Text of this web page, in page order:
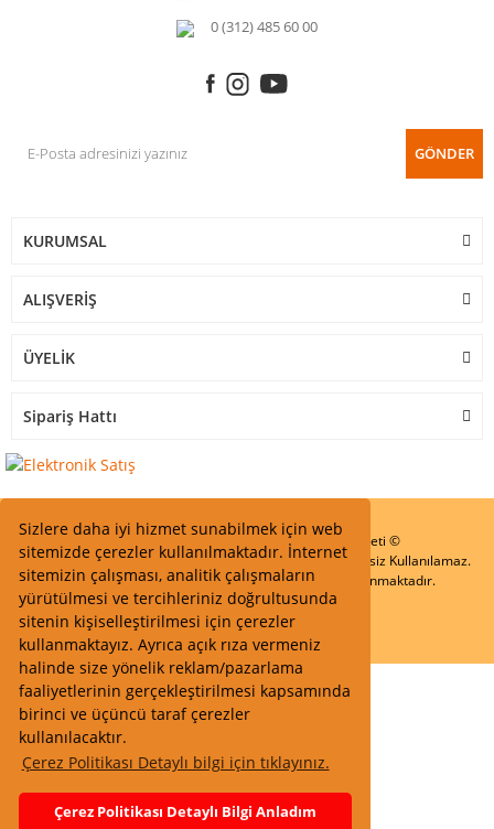
Sizlere daha iyi hizmet sunabilmek için web
sitemizde çerezler kullanılmaktadır. İnternet
sitemizin çalışması, analitik çalışmaların
yürütülmesi ve tercihleriniz doğrultusunda
sitenin kişiselleştirilmesi için çerezler
kullanmaktayız. Ayrıca açık rıza vermeniz
halinde size yönelik reklam/pazarlama
faaliyetlerinin gerçekleştirilmesi kapsamında
birinci ve üçüncü taraf çerezler
kullanılacaktır.
Çerez Politikası Detaylı bilgi için tıklayınız.
Çerez Politikası Detaylı Bilgi Anladım
0 (312) 485 60 00
GÖNDER
KURUMSAL
ALIŞVERİŞ
ÜYELİK
Sipariş Hattı
Start Elektronik Sanayi ve Ticaret Limited Şirketi ©
Resimler Yazılar ve İçeriklerin Tüm hakları saklıdır ve İzinsiz Kullanılamaz.
Kredi kartı bilgileriniz 256bit SSL Sertifikası ile Korunmaktadır.